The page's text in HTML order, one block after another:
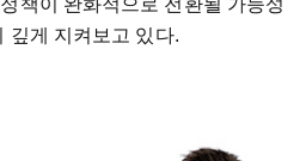
책이 완화적으로 전환될 가능성
깊게 지켜보고 있다.